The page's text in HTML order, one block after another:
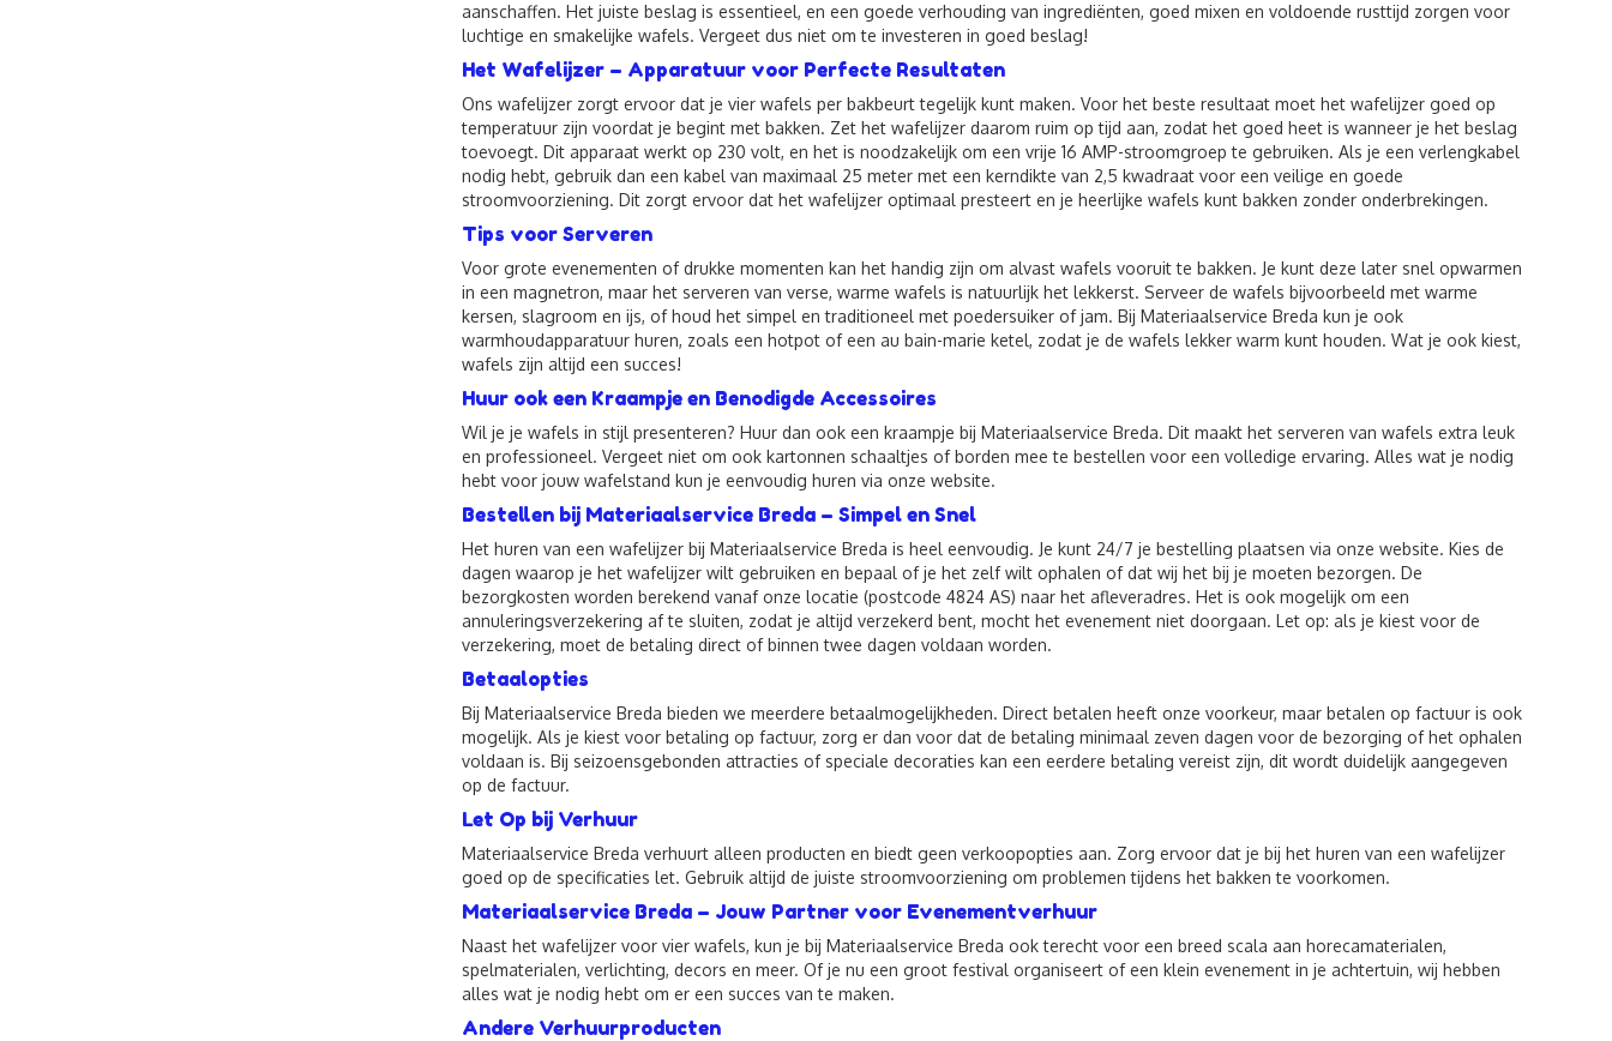
aanschaffen. Het juiste beslag is essentieel, en een goede verhouding van ingrediënten, goed mixen en voldoende rusttijd zorgen voor
luchtige en smakelijke wafels. Vergeet dus niet om te investeren in goed beslag!
Het Wafelijzer – Apparatuur voor Perfecte Resultaten
Ons wafelijzer zorgt ervoor dat je vier wafels per bakbeurt tegelijk kunt maken. Voor het beste resultaat moet het wafelijzer goed op
temperatuur zijn voordat je begint met bakken. Zet het wafelijzer daarom ruim op tijd aan, zodat het goed heet is wanneer je het beslag
toevoegt. Dit apparaat werkt op 230 volt, en het is noodzakelijk om een vrije 16 AMP-stroomgroep te gebruiken. Als je een verlengkabel
nodig hebt, gebruik dan een kabel van maximaal 25 meter met een kerndikte van 2,5 kwadraat voor een veilige en goede
stroomvoorziening. Dit zorgt ervoor dat het wafelijzer optimaal presteert en je heerlijke wafels kunt bakken zonder onderbrekingen.
Tips voor Serveren
Voor grote evenementen of drukke momenten kan het handig zijn om alvast wafels vooruit te bakken. Je kunt deze later snel opwarmen
in een magnetron, maar het serveren van verse, warme wafels is natuurlijk het lekkerst. Serveer de wafels bijvoorbeeld met warme
kersen, slagroom en ijs, of houd het simpel en traditioneel met poedersuiker of jam. Bij Materiaalservice Breda kun je ook
warmhoudapparatuur huren, zoals een hotpot of een au bain-marie ketel, zodat je de wafels lekker warm kunt houden. Wat je ook kiest,
wafels zijn altijd een succes!
Huur ook een Kraampje en Benodigde Accessoires
Wil je je wafels in stijl presenteren? Huur dan ook een kraampje bij Materiaalservice Breda. Dit maakt het serveren van wafels extra leuk
en professioneel. Vergeet niet om ook kartonnen schaaltjes of borden mee te bestellen voor een volledige ervaring. Alles wat je nodig
hebt voor jouw wafelstand kun je eenvoudig huren via onze website.
Bestellen bij Materiaalservice Breda – Simpel en Snel
Het huren van een wafelijzer bij Materiaalservice Breda is heel eenvoudig. Je kunt 24/7 je bestelling plaatsen via onze website. Kies de
dagen waarop je het wafelijzer wilt gebruiken en bepaal of je het zelf wilt ophalen of dat wij het bij je moeten bezorgen. De
bezorgkosten worden berekend vanaf onze locatie (postcode 4824 AS) naar het afleveradres. Het is ook mogelijk om een
annuleringsverzekering af te sluiten, zodat je altijd verzekerd bent, mocht het evenement niet doorgaan. Let op: als je kiest voor de
verzekering, moet de betaling direct of binnen twee dagen voldaan worden.
Betaalopties
Bij Materiaalservice Breda bieden we meerdere betaalmogelijkheden. Direct betalen heeft onze voorkeur, maar betalen op factuur is ook
mogelijk. Als je kiest voor betaling op factuur, zorg er dan voor dat de betaling minimaal zeven dagen voor de bezorging of het ophalen
voldaan is. Bij seizoensgebonden attracties of speciale decoraties kan een eerdere betaling vereist zijn, dit wordt duidelijk aangegeven
op de factuur.
Let Op bij Verhuur
Materiaalservice Breda verhuurt alleen producten en biedt geen verkoopopties aan. Zorg ervoor dat je bij het huren van een wafelijzer
goed op de specificaties let. Gebruik altijd de juiste stroomvoorziening om problemen tijdens het bakken te voorkomen.
Materiaalservice Breda – Jouw Partner voor Evenementverhuur
Naast het wafelijzer voor vier wafels, kun je bij Materiaalservice Breda ook terecht voor een breed scala aan horecamaterialen,
spelmaterialen, verlichting, decors en meer. Of je nu een groot festival organiseert of een klein evenement in je achtertuin, wij hebben
alles wat je nodig hebt om er een succes van te maken.
Andere Verhuurproducten